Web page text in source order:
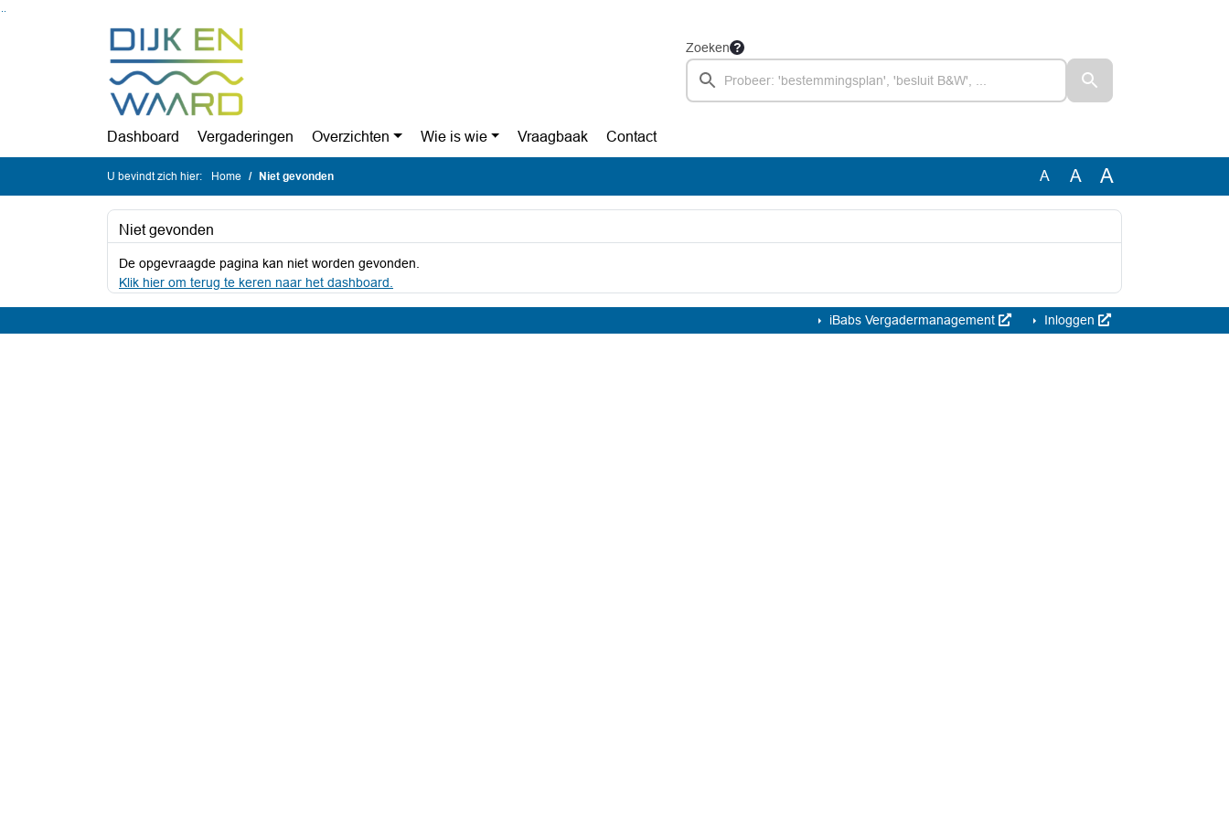
Zoeken
Dashboard Vergaderingen Overzichten Wie is wie Vraagbaak Contact
U bevindt zich hier: Home Niet gevonden A A A
Niet gevonden
De opgevraagde pagina kan niet worden gevonden.
Klik hier om terug te keren naar het dashboard.
iBabs Vergadermanagement Inloggen